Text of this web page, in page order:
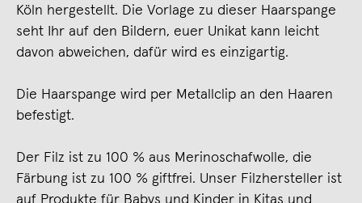
Köln hergestellt. Die Vorlage zu dieser Haarspange
seht Ihr auf den Bildern, euer Unikat kann leicht
davon abweichen, dafür wird es einzigartig.
Die Haarspange wird per Metallclip an den Haaren
befestigt.
Der Filz ist zu 100 % aus Merinoschafwolle, die
Färbung ist zu 100 % giftfrei. Unser Filzhersteller ist
auf Produkte für Babys und Kinder in Kitas und